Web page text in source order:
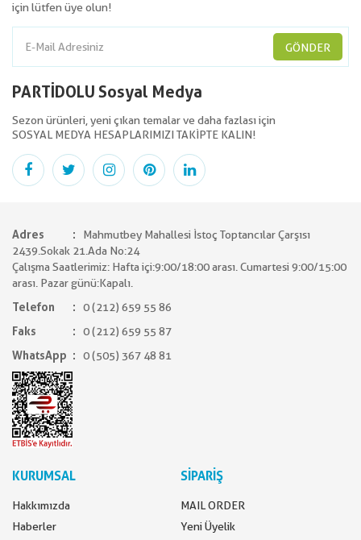
için lütfen üye olun!
GÖNDER
PARTİDOLU Sosyal Medya
Sezon ürünleri, yeni çıkan temalar ve daha fazlası için
SOSYAL MEDYA HESAPLARIMIZI TAKİPTE KALIN!
Adres
Mahmutbey Mahallesi İstoç Toptancılar Çarşısı
2439.Sokak 21.Ada No:24
Çalışma Saatlerimiz: Hafta içi:9:00/18:00 arası. Cumartesi 9:00/15:00
arası. Pazar günü:Kapalı.
Telefon
0 (212) 659 55 86
Faks
0 (212) 659 55 87
WhatsApp
0 (505) 367 48 81
KURUMSAL
Hakkımızda
Haberler
SİPARİŞ
MAIL ORDER
Yeni Üyelik